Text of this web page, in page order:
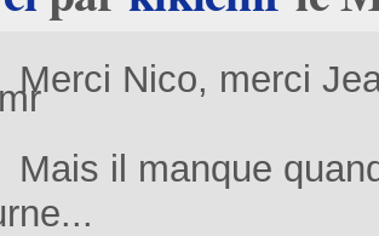
Merci Nico, merci
Mais il manque